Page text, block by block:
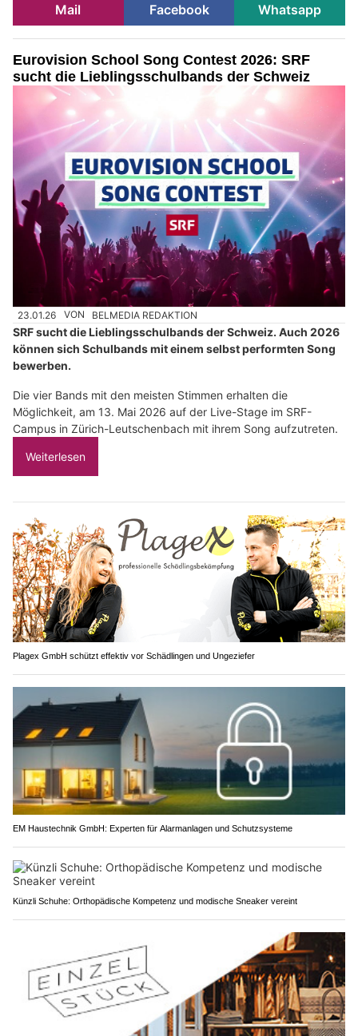
Mail
Facebook Whatsapp
Eurovision School Song Contest 2026: SRF
sucht die Lieblingsschulbands der Schweiz
23.01.26 VON BELMEDIA REDAKTION
SRF sucht die Lieblingsschulbands der Schweiz. Auch 2026
können sich Schulbands mit einem selbst performten Song
bewerben.
Die vier Bands mit den meisten Stimmen erhalten die
Möglichkeit, am 13. Mai 2026 auf der Live-Stage im SRF-
Campus in Zürich-Leutschenbach mit ihrem Song aufzutreten.
Weiterlesen
Plagex GmbH schützt effektiv vor Schädlingen und Ungeziefer
EM Haustechnik GmbH: Experten für Alarmanlagen und Schutzsysteme
Künzli Schuhe: Orthopädische Kompetenz und modische Sneaker vereint